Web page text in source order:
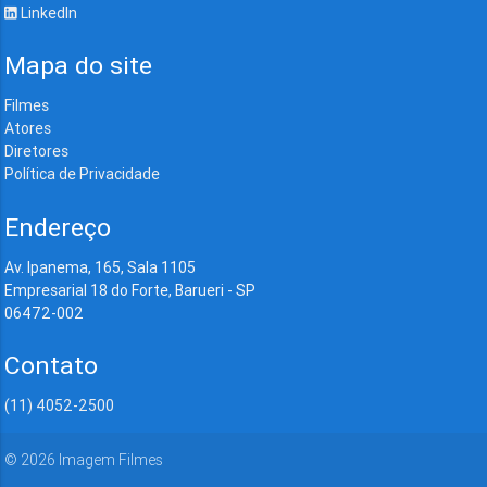
LinkedIn
Mapa do site
Filmes
Atores
Diretores
Política de Privacidade
Endereço
Av. Ipanema, 165, Sala 1105
Empresarial 18 do Forte, Barueri - SP
06472-002
Contato
(11) 4052-2500
© 2026 Imagem Filmes